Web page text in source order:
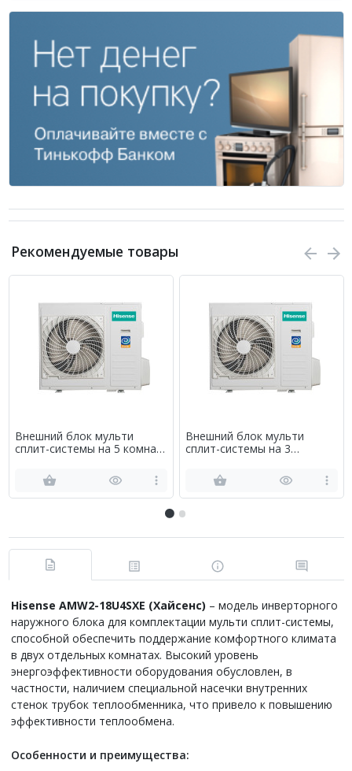
Рекомендуемые товары
Внешний блок мульти
сплит-системы на 5 комнат
Внешний блок мульти
сплит-системы на 3
18U4RJA
Hisense AMW2-18U4SXE (Хайсенс) – модель инверторного
наружного блока для комплектации мульти сплит-системы,
способной обеспечить поддержание комфортного климата
в двух отдельных комнатах. Высокий уровень
энергоэффективности оборудования обусловлен, в
частности, наличием специальной насечки внутренних
стенок трубок теплообменника, что привело к повышению
эффективности теплообмена.
Особенности и преимущества: